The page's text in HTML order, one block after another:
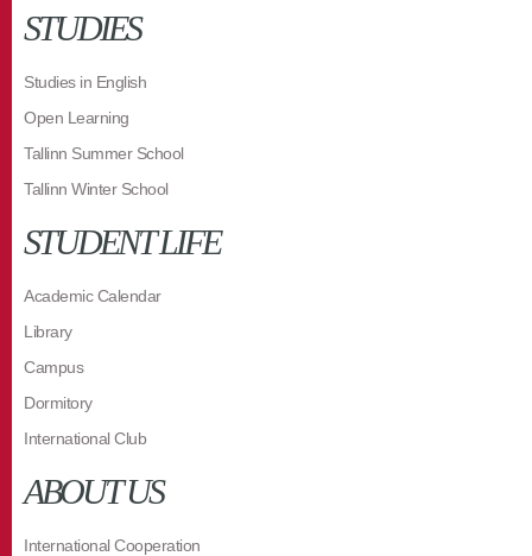
STUDIES
Studies in English
Open Learning
Tallinn Summer School
Tallinn Winter School
STUDENT LIFE
Academic Calendar
Library
Campus
Dormitory
International Club
ABOUT US
International Cooperation